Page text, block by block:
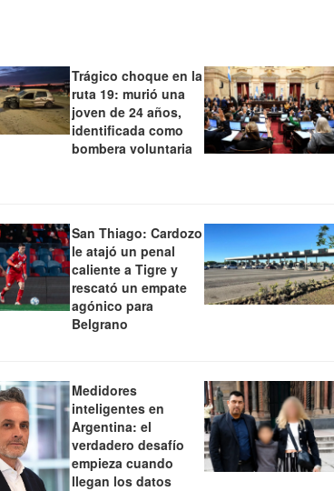
Trágico choque en la
ruta 19: murió una
joven de 24 años,
identificada como
bombera voluntaria
San Thiago: Cardozo
le atajó un penal
caliente a Tigre y
rescató un empate
agónico para
Belgrano
Medidores
inteligentes en
Argentina: el
verdadero desafío
empieza cuando
llegan los datos